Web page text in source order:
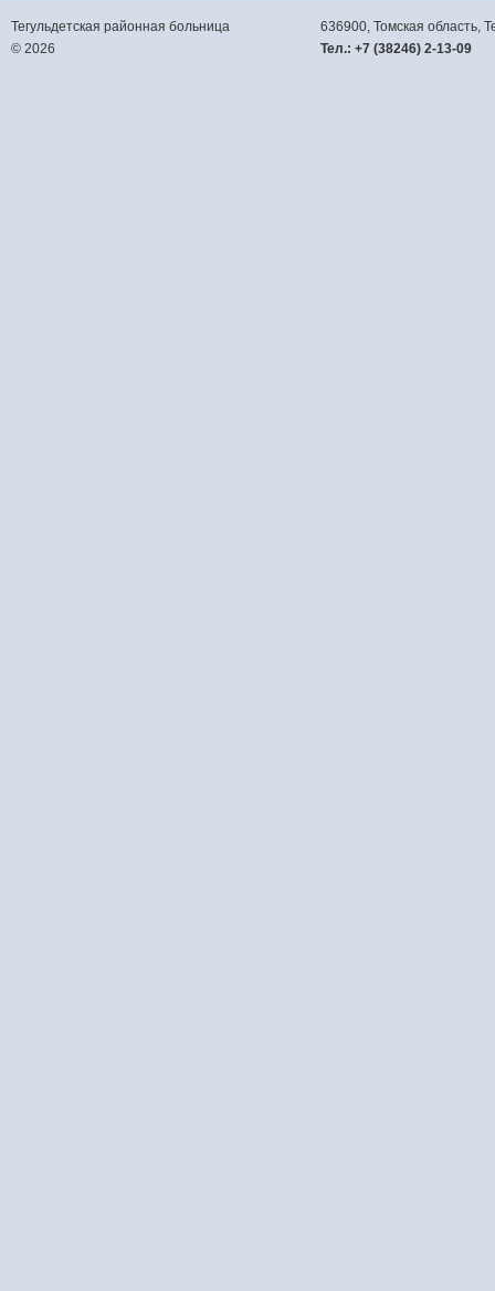
Тегульдетская районная больница
© 2026
636900, Томская область,
Тел.: +7 (38246) 2-13-09